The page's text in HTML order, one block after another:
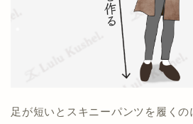
足が短いとスキニーパンツを履く